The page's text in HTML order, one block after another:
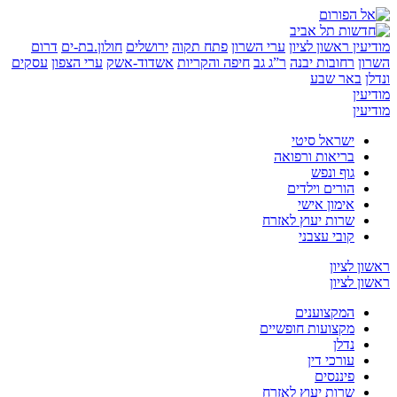
ראשון לציון ערי השרון פתח תקוה ירושלים חולון.בת-ים דרום
רחובות יבנה ר”ג גב חיפה והקריות אשדוד-אשק ערי הצפון עסקים
באר שבע
ישראל סיטי
בריאות ורפואה
גוף ונפש
הורים וילדים
אימון אישי
שרות יעוץ לאזרח
קובי עצבני
לציון
לציון
המקצוענים
מקצועות חופשיים
עורכי דין
פיננסים
שרות יעוץ לאזרח